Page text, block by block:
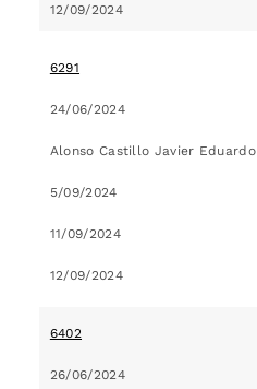
12/09/2024
6291
24/06/2024
Alonso Castillo Javier Eduardo
5/09/2024
11/09/2024
12/09/2024
6402
26/06/2024